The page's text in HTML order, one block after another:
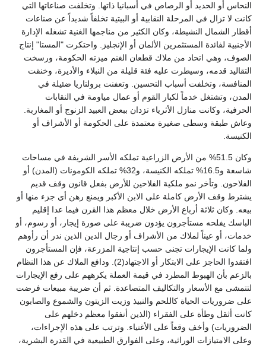
النحاس أو الحديد أو الرصاص في أسبانيا ذاتها. وتخلفت صناعاتها التي
كانت لا تزال في المرحلة النقابية أو البيتية تخلفاً شديداً عن صناعات
أقطار الشمال النشيطة، وكان الكثير من مناجمها الغنية تشغله الإدارة
الأجنبية لفائدة المستثمرين الألمان أو الإنجليز. واحتكرت "المستا" إنتاج
الصوف، وهي اتحاد من ملاك قطعان الغنم ميزته الحكومة، ورسخت
التقاليد قدمه، وسيطرت عليه فئة قليلة من النبلاء والأديرة، وخنقت
المنافسة، وتخلفت أسباب التحسين. وتعفنت برولتاريا ضئيلة في
المدن، وتشتغل خدماً لكبار القوم أو عمال مياومة في النقابات
الحرفية، وكانت منازل الأثرياء تزدان ببعض العبيد الزنوج أو المغاربة.
وعاش طبقة وسطى صغيرة معتمدة على الحكومة أو الأشراف أو
الكنيسة.
وكان 51.5% من الأرض الزراعية تملكه الأسر الشريفة في مساحات
شاسعة و16.5% تملكه الكنيسة، و32% تملكه الكومونات (المدن) أو
الفلاحون. وتأخر نمو ملكية الفلاحين للأرض بفعل قانون وقف قديم
يشترط وقف الأرض كاملة على الابن الأكبر ويمنع رهن أي جزء منها أو
بيعه. وكان ثلاثة أرباع الأرض خلال معظم هذا القرن فيما عدا إقليم
الباسك يفلحه مستأجرون يؤدون ضريبة على صورة إيجار، أو رسوم، أو
خدمات، أو عيناً لملاك من الأشراف أو رجال الدين الذين ندر أن رأوهم
ولما كانت الإيجارات تجنى حسب إنتاجية المزرعة، فإن المستأجرون
افتقدوا الحاجز على الابتكار أو الاجتهاد(2). ودافع الملاك عن هذا النظام
بالزعم بأن الهبوط المطرد في قيمة العملة يكرههم على رفع الإيجارات
لتتمشى مع الأسعار والتكاليف المتصاعدة. ثم أن ضريبة مبيعات فرضت
على ضروريات الحياة كاللحم والنبيذ وزيت الزيتون والشموع والصابون
كانت أثقل وطأة على الفقراء (الذين أنفقوا معظم دخلهم على
الضروريات) وأخف وقعاً على الأغنياء. وترتب على هذه الإجراءات،
وعلى الامتيازات الوراثية، وعلى الفوارق الطبيعية في القدرة البشرية،